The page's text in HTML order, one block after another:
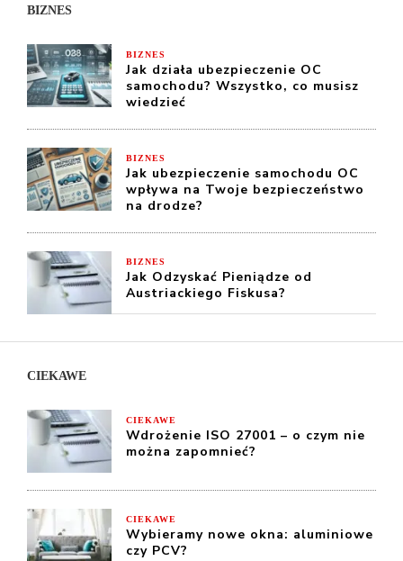
BIZNES
BIZNES
Jak działa ubezpieczenie OC
samochodu? Wszystko, co musisz
wiedzieć
BIZNES
Jak ubezpieczenie samochodu OC
wpływa na Twoje bezpieczeństwo
na drodze?
BIZNES
Jak Odzyskać Pieniądze od
Austriackiego Fiskusa?
CIEKAWE
CIEKAWE
Wdrożenie ISO 27001 – o czym nie
można zapomnieć?
CIEKAWE
Wybieramy nowe okna: aluminiowe
czy PCV?